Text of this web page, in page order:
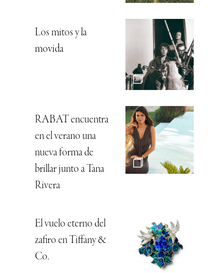
Los mitos y la
movida
RABAT encuentra
en el verano una
nueva forma de
brillar junto a Tana
Rivera
El vuelo eterno del
zafiro en Tiffany &
Co.